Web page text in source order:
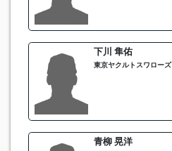
下川 隼佑
東京ヤクルトスワローズ
青柳 晃洋